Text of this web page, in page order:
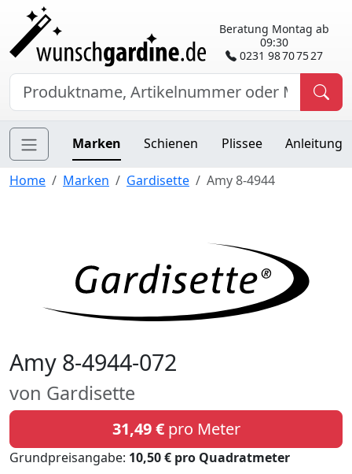
Beratung Montag ab
09:30
0231 98 70 75 27
Marken Schienen Plissee Anleitung
Home Marken Gardisette Amy 8-4944
Amy 8-4944-072
von Gardisette
31,49 €pro Meter
Grundpreisangabe: 10,50 € pro Quadratmeter